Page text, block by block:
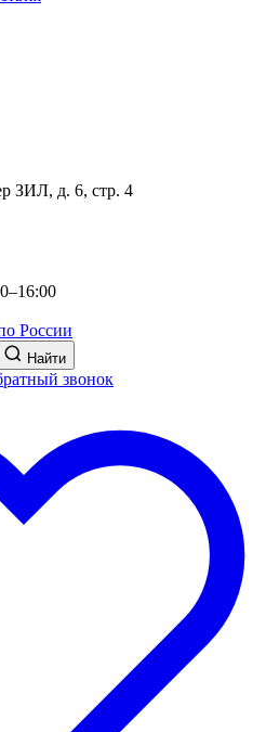
ЗИЛ, д. 6, стр. 4
России
Найти
звонок